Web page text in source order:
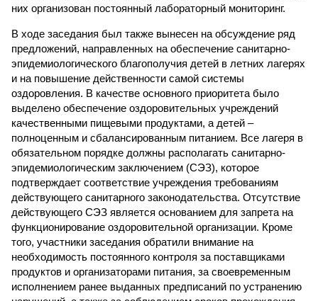
них организован постоянный лабораторный мониторинг.
В ходе заседания был также вынесен на обсуждение ряд
предложений, направленных на обеспечение санитарно-
эпидемиологического благополучия детей в летних лагерях
и на повышение действенности самой системы
оздоровления. В качестве основного приоритета было
выделено обеспечение оздоровительных учреждений
качественными пищевыми продуктами, а детей –
полноценным и сбалансированным питанием. Все лагеря в
обязательном порядке должны располагать санитарно-
эпидемиологическим заключением (СЭЗ), которое
подтверждает соответствие учреждения требованиям
действующего санитарного законодательства. Отсутствие
действующего СЭЗ является основанием для запрета на
функционирование оздоровительной организации. Кроме
того, участники заседания обратили внимание на
необходимость постоянного контроля за поставщиками
продуктов и организаторами питания, за своевременным
исполнением ранее выданных предписаний по устранению